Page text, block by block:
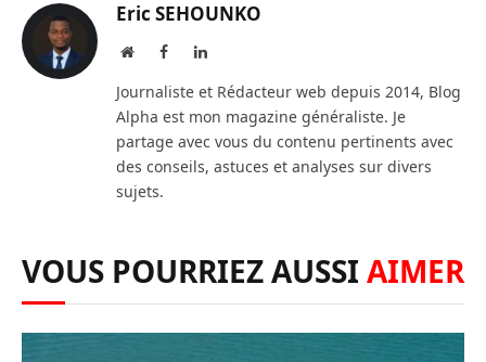
Eric SEHOUNKO
WebsiteFacebookLinkedIn
Journaliste et Rédacteur web depuis 2014, Blog
Alpha est mon magazine généraliste. Je
partage avec vous du contenu pertinents avec
des conseils, astuces et analyses sur divers
sujets.
VOUS POURRIEZ AUSSI AIMER